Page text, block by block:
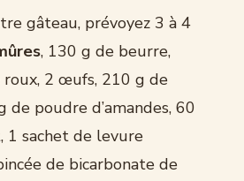
gâteau, prévoyez 3 à 4
, 130 g de beurre,
roux, 2 œufs, 210 g de
de poudre d’amandes, 60
sachet de levure
de bicarbonate de